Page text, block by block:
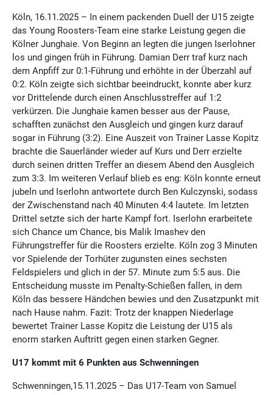
Köln, 16.11.2025 – In einem packenden Duell der U15 zeigte
das Young Roosters-Team eine starke Leistung gegen die
Kölner Junghaie. Von Beginn an legten die jungen Iserlohner
los und gingen früh in Führung. Damian Derr traf kurz nach
dem Anpfiff zur 0:1-Führung und erhöhte in der Überzahl auf
0:2. Köln zeigte sich sichtbar beeindruckt, konnte aber kurz
vor Drittelende durch einen Anschlusstreffer auf 1:2
verkürzen. Die Junghaie kamen besser aus der Pause,
schafften zunächst den Ausgleich und gingen kurz darauf
sogar in Führung (3:2). Eine Auszeit von Trainer Lasse Kopitz
brachte die Sauerländer wieder auf Kurs und Derr erzielte
durch seinen dritten Treffer an diesem Abend den Ausgleich
zum 3:3. Im weiteren Verlauf blieb es eng: Köln konnte erneut
jubeln und Iserlohn antwortete durch Ben Kulczynski, sodass
der Zwischenstand nach 40 Minuten 4:4 lautete. Im letzten
Drittel setzte sich der harte Kampf fort. Iserlohn erarbeitete
sich Chance um Chance, bis Malik Imashev den
Führungstreffer für die Roosters erzielte. Köln zog 3 Minuten
vor Spielende der Torhüter zugunsten eines sechsten
Feldspielers und glich in der 57. Minute zum 5:5 aus. Die
Entscheidung musste im Penalty-Schießen fallen, in dem
Köln das bessere Händchen bewies und den Zusatzpunkt mit
nach Hause nahm. Fazit: Trotz der knappen Niederlage
bewertet Trainer Lasse Kopitz die Leistung der U15 als
enorm starken Auftritt gegen einen starken Gegner.
U17 kommt mit 6 Punkten aus Schwenningen
Schwenningen,15.11.2025 – Das U17-Team von Samuel